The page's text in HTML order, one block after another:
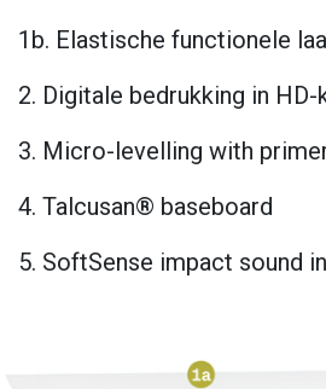
1b. Elastische functionele
2. Digitale bedrukking in
3. Micro-levelling with
4. Talcusan® baseboard
5. SoftSense impact sound